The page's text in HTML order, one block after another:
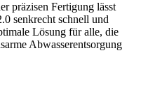
präzisen Fertigung lässt
senkrecht schnell und
Lösung für alle, die
Abwasserentsorgung